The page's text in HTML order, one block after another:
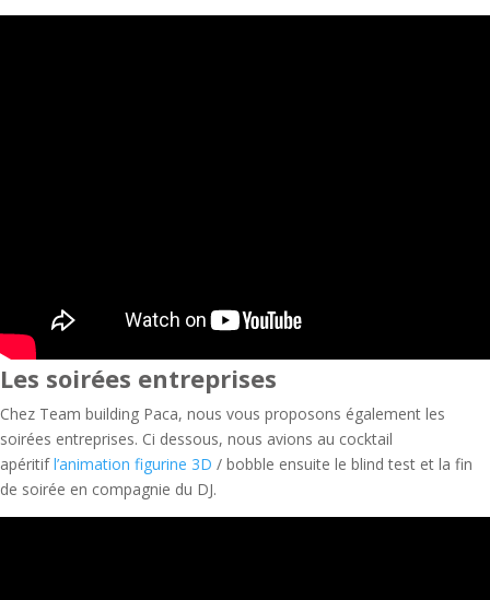
Les soirées entreprises
Chez Team building Paca, nous vous proposons également les
soirées entreprises. Ci dessous, nous avions au cocktail
apéritifl’animation figurine 3D / bobble ensuite le blind test et la fin
de soirée en compagnie du DJ.